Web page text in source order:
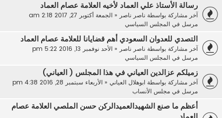
رسالة الأستاذ علي العماد لأخيه العلامة عصام العماد
آخر مشاركة بواسطة ناصر ناصر« الجمعة أكتوبر 27, 2017 2:18 am
مرسل في المجلس السياسي
التصدي للعدوان السعودي أهم قضايانا للعلامة عصام العماد
آخر مشاركة بواسطة ناصر ناصر« الأحد نوفمبر 13, 2016 5:22 pm
مرسل في المجلس السياسي
زميلكم عزالدين العياني في هذا المجلس ( العياني)
آخر مشاركة بواسطة ابوهلال العياني« الأربعاء سبتمبر 28, 2016 4:38 pm
مرسل في مجلس الأنساب
أعظم ما صنع الشهيدالعميدالركن حسن الملصي العلامة عصام